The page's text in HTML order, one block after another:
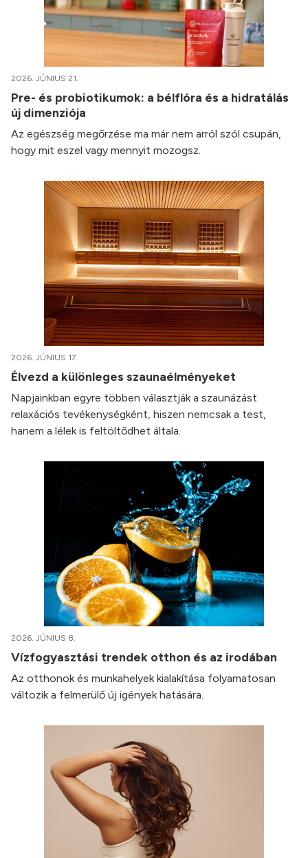
2026. JÚNIUS 21.
Pre- és probiotikumok: a bélflóra és a hidratálás
új dimenziója
Az egészség megőrzése ma már nem arról szól csupán,
hogy mit eszel vagy mennyit mozogsz.
2026. JÚNIUS 17.
Élvezd a különleges szaunaélményeket
Napjainkban egyre többen választják a szaunázást
relaxációs tevékenységként, hiszen nemcsak a test,
hanem a lélek is feltöltődhet általa.
2026. JÚNIUS 8.
Vízfogyasztási trendek otthon és az irodában
Az otthonok és munkahelyek kialakítása folyamatosan
változik a felmerülő új igények hatására.